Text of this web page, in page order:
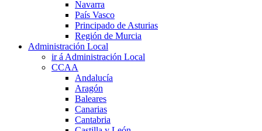
Navarra
País Vasco
Principado de Asturias
Región de Murcia
Administración Local
ir á Administración Local
CCAA
Andalucía
Aragón
Baleares
Canarias
Cantabria